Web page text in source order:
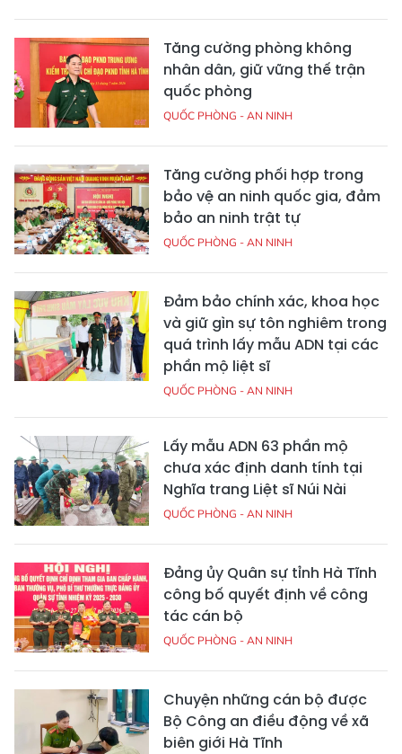
Tăng cường phòng không
nhân dân, giữ vững thế trận
quốc phòng
QUỐC PHÒNG - AN NINH
Tăng cường phối hợp trong
bảo vệ an ninh quốc gia, đảm
bảo an ninh trật tự
QUỐC PHÒNG - AN NINH
Đảm bảo chính xác, khoa học
và giữ gìn sự tôn nghiêm trong
quá trình lấy mẫu ADN tại các
phần mộ liệt sĩ
QUỐC PHÒNG - AN NINH
Lấy mẫu ADN 63 phần mộ
chưa xác định danh tính tại
Nghĩa trang Liệt sĩ Núi Nài
QUỐC PHÒNG - AN NINH
Đảng ủy Quân sự tỉnh Hà Tĩnh
công bố quyết định về công
tác cán bộ
QUỐC PHÒNG - AN NINH
Chuyện những cán bộ được
Bộ Công an điều động về xã
biên giới Hà Tĩnh